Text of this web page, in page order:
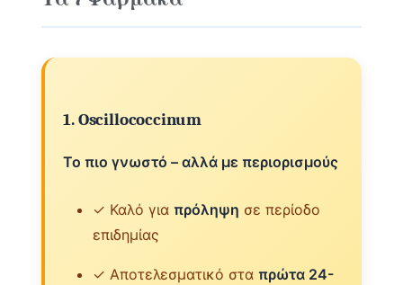
1. Oscillococcinum
Το πιο γνωστό – αλλά με περιορισμούς
✓ Καλό γιαπρόληψη σε περίοδο
επιδημίας
✓ Αποτελεσματικό σταπρώτα 24-